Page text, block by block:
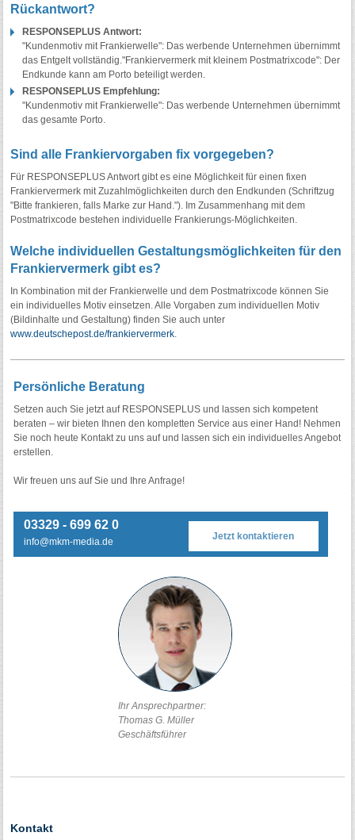
Rückantwort?
RESPONSEPLUS Antwort:
"Kundenmotiv mit Frankierwelle": Das werbende Unternehmen übernimmt
das Entgelt vollständig."Frankiervermerk mit kleinem Postmatrixcode": Der
Endkunde kann am Porto beteiligt werden.
RESPONSEPLUS Empfehlung:
"Kundenmotiv mit Frankierwelle": Das werbende Unternehmen übernimmt
das gesamte Porto.
Sind alle Frankiervorgaben fix vorgegeben?
Für RESPONSEPLUS Antwort gibt es eine Möglichkeit für einen fixen
Frankiervermerk mit Zuzahlmöglichkeiten durch den Endkunden (Schriftzug
"Bitte frankieren, falls Marke zur Hand."). Im Zusammenhang mit dem
Postmatrixcode bestehen individuelle Frankierungs-Möglichkeiten.
Welche individuellen Gestaltungsmöglichkeiten für den
Frankiervermerk gibt es?
In Kombination mit der Frankierwelle und dem Postmatrixcode können Sie
ein individuelles Motiv einsetzen. Alle Vorgaben zum individuellen Motiv
(Bildinhalte und Gestaltung) finden Sie auch unter
www.deutschepost.de/frankiervermerk.
Persönliche Beratung
Setzen auch Sie jetzt auf RESPONSEPLUS und lassen sich kompetent
beraten – wir bieten Ihnen den kompletten Service aus einer Hand! Nehmen
Sie noch heute Kontakt zu uns auf und lassen sich ein individuelles Angebot
erstellen.
Wir freuen uns auf Sie und Ihre Anfrage!
03329 - 699 62 0
info@mkm-media.de Jetzt kontaktieren
Ihr Ansprechpartner:
Thomas G. Müller
Geschäftsführer
Kontakt